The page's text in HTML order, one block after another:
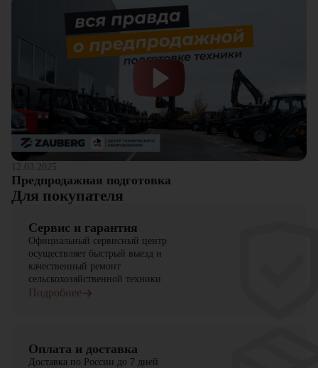
12.03.2025
Предпродажная подготовка
Для покупателя
Сервис и гарантия
Официальный сервисный центр
осуществляет быстрый выезд и
качественный ремонт
сельскохозяйственной техники
Подробнее
Оплата и доставка
Доставка по России до 7 дней